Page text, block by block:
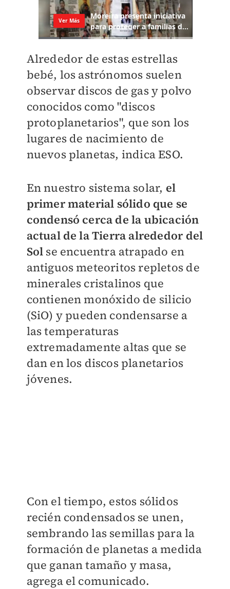
Alrededor de estas estrellas
bebé, los astrónomos suelen
observar discos de gas y polvo
conocidos como "discos
protoplanetarios", que son los
lugares de nacimiento de
nuevos planetas, indica ESO.
En nuestro sistema solar, el
primer material sólido que se
condensó cerca de la ubicación
actual de la Tierra alrededor del
Sol se encuentra atrapado en
antiguos meteoritos repletos de
minerales cristalinos que
contienen monóxido de silicio
(SiO) y pueden condensarse a
las temperaturas
extremadamente altas que se
dan en los discos planetarios
jóvenes.
Con el tiempo, estos sólidos
recién condensados se unen,
sembrando las semillas para la
formación de planetas a medida
que ganan tamaño y masa,
agrega el comunicado.